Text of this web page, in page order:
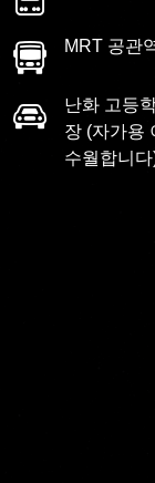
MRT 공관
난화 고등
장 (자가용
수월합니